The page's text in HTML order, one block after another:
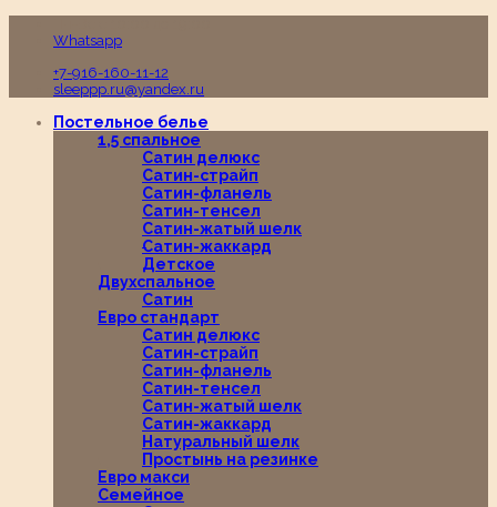
Whatsapp
+7-916-160-11-12
sleeppp.ru@yandex.ru
Постельное белье
1,5 спальное
Сатин делюкс
Сатин-страйп
Сатин-фланель
Сатин-тенсел
Сатин-жатый шелк
Сатин-жаккард
Детское
Двухспальное
Сатин
Евро стандарт
Сатин делюкс
Сатин-страйп
Сатин-фланель
Сатин-тенсел
Сатин-жатый шелк
Сатин-жаккард
Натуральный шелк
Простынь на резинке
Евро макси
Семейное